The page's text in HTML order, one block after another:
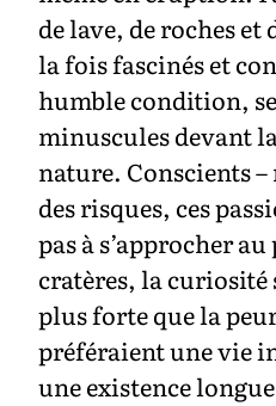
de lave, de roches et
la fois fascinés et
humble condition,
minuscules devant
nature. Conscients
des risques, ces
pas à s’approcher
cratères, la
plus forte que la
préféraient une vie
une existence